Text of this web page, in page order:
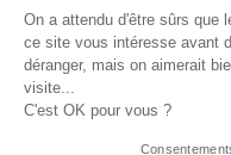
Paiement 100 % sécurisé !
Contrôle Anti-Fraude,
On a attendu d'être sûrs que
ce site vous intéresse avant
déranger, mais on aimerait
visite...
C'est OK pour vous ?